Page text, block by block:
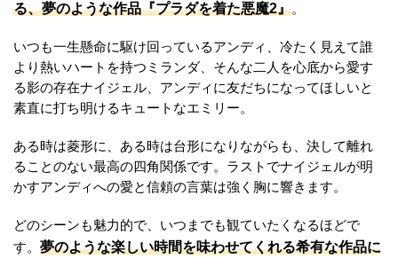
る、夢のような作品『プラダを着た悪魔2』。
いつも一生懸命に駆け回っているアンディ、冷たく見えて誰
より熱いハートを持つミランダ、そんな二人を心底から愛す
る影の存在ナイジェル、アンディに友だちになってほしいと
素直に打ち明けるキュートなエミリー。
ある時は菱形に、ある時は台形になりながらも、決して離れ
ることのない最高の四角関係です。ラストでナイジェルが明
かすアンディへの愛と信頼の言葉は強く胸に響きます。
どのシーンも魅力的で、いつまでも観ていたくなるほどで
す。 夢のような楽しい時間を味わせてくれる希有な作品に